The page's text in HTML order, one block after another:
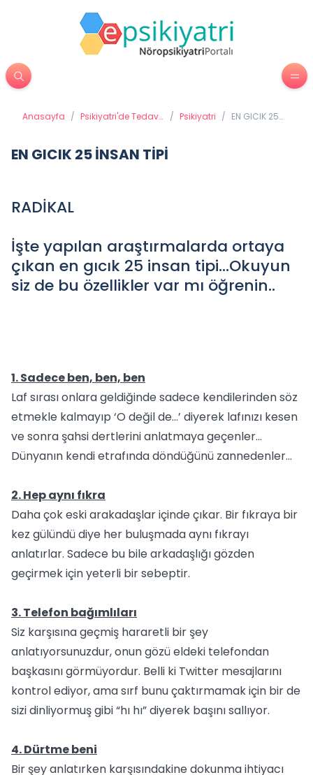
Anasayfa / Psikiyatri'de Tedavi
/ Psikiyatri / EN GICIK 25
EN GICIK 25 İNSAN TİPİ
RADİKAL
İşte yapılan araştırmalarda ortaya
çıkan en gıcık 25 insan tipi...Okuyun
siz de bu özellikler var mı öğrenin..
1. Sadece ben, ben, ben
Laf sırası onlara geldiğinde sadece kendilerinden söz
etmekle kalmayıp ‘O değil de…’ diyerek lafınızı kesen
ve sonra şahsi dertlerini anlatmaya geçenler…
Dünyanın kendi etrafında döndüğünü zannedenler…
2. Hep aynı fıkra
Daha çok eski arakadaşlar içinde çıkar. Bir fıkraya bir
kez gülündü diye her buluşmada aynı fıkrayı
anlatırlar. Sadece bu bile arkadaşlığı gözden
geçirmek için yeterli bir sebeptir.
3. Telefon bağımlıları
Siz karşısına geçmiş hararetli bir şey
anlatıyorsunuzdur, onun gözü eldeki telefondan
başkasını görmüyordur. Belli ki Twitter mesajlarını
kontrol ediyor, ama sırf bunu çaktırmamak için bir de
sizi dinliyormuş gibi “hı hı” diyerek başını sallıyor.
4. Dürtme beni
Bir şey anlatırken karşısındakine dokunma ihtiyacı